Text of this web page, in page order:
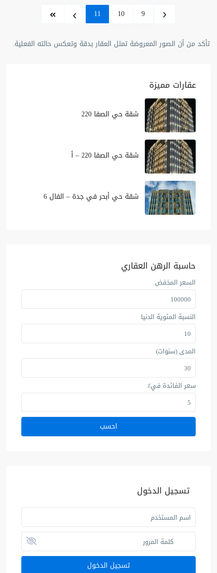
9
10
11
تأكد من أن الصور المعروضة تمثل العقار بدقة وتعكس حالته الفعلية.
عقارات مميزة
شقة حي الصفا 220
شقة حي الصفا 220 – أ
شقة حي أبحر في جدة – الفال 6
حاسبة الرهن العقاري
السعر المخفض
النسبة المئوية الدنيا
المدى (سنوات)
سعر الفائدة في٪
احسب
تسجيل الدخول
تسجيل الدخول